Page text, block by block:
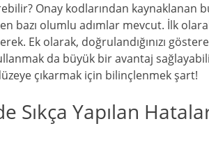
Onay kodlarından kaynaklanan
bazı olumlu adımlar mevcut. İlk
Ek olarak, doğrulandığınızı
da büyük bir avantaj
çıkarmak için bilinçlenmek şart!
Sıkça Yapılan